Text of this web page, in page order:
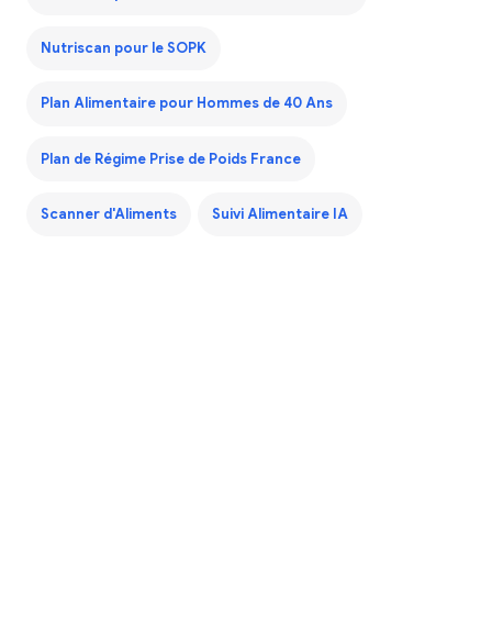
Nutriscan pour le SOPK
Plan Alimentaire pour Hommes de 40 Ans
Plan de Régime Prise de Poids France
Scanner d'Aliments Suivi Alimentaire IA